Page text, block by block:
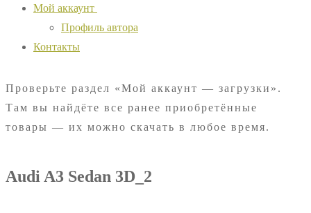
Мой аккаунт
Профиль автора
Контакты
Проверьте раздел «Мой аккаунт — загрузки».
Там вы найдёте все ранее приобретённые
товары — их можно скачать в любое время.
Audi A3 Sedan 3D_2